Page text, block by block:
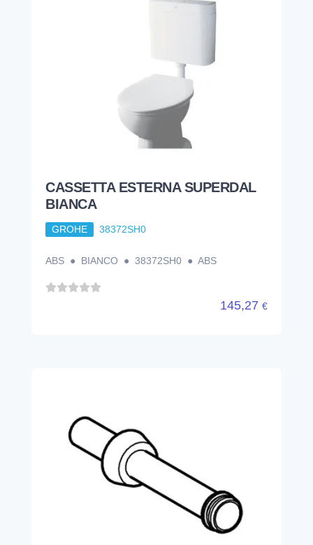
CASSETTA ESTERNA SUPERDAL
BIANCA
GROHE 38372SH0
ABS ● BIANCO ● 38372SH0 ● ABS
145,27 €